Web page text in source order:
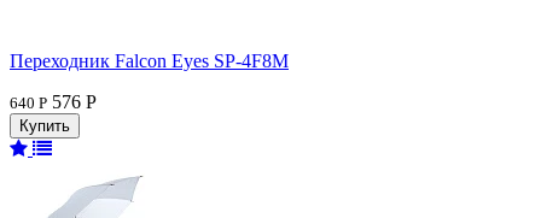
Переходник Falcon Eyes SP-4F8M
640 Р 576 Р